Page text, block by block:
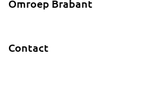
Omroep Brabant
Contact